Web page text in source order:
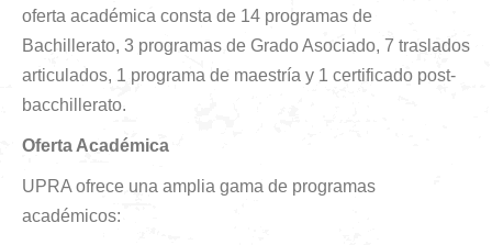
oferta académica consta de 14 programas de
Bachillerato, 3 programas de Grado Asociado, 7 traslados
articulados, 1 programa de maestría y 1 certificado post-
bacchillerato.
Oferta Académica
UPRA ofrece una amplia gama de programas
académicos:​